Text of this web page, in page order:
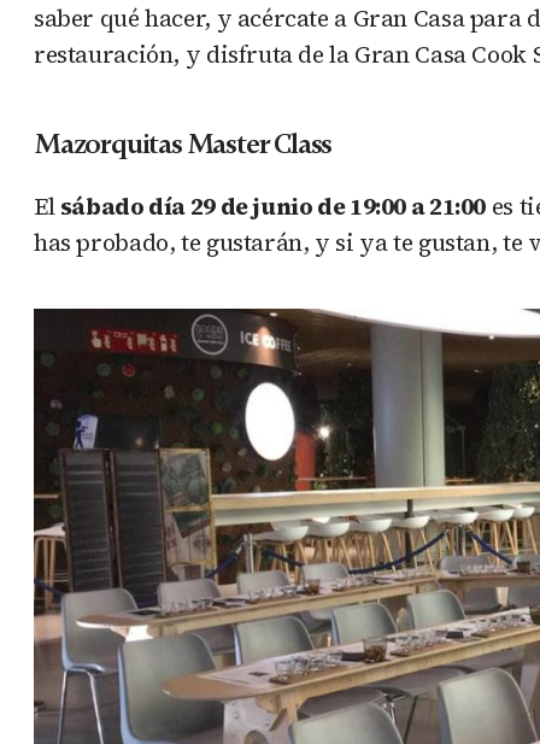
saber qué hacer, y acércate a Gran Casa
restauración, y disfruta de la Gran Casa Cook
Mazorquitas Master Class
Elsábado día 29 de junio de 19:00 a 21:00 es
has probado, te gustarán, y si ya te gustan, te